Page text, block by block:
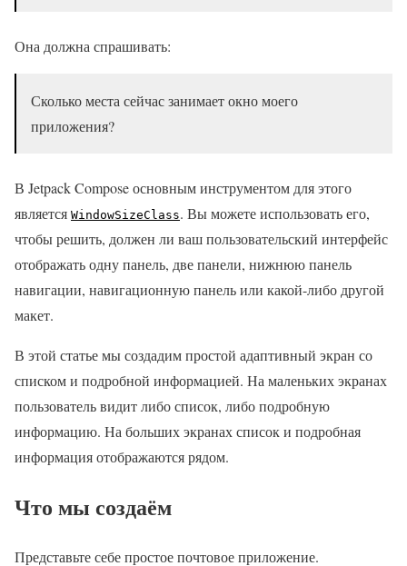
Она должна спрашивать:
Сколько места сейчас занимает окно моего
приложения?
В Jetpack Compose основным инструментом для этого
является WindowSizeClass. Вы можете использовать его,
чтобы решить, должен ли ваш пользовательский интерфейс
отображать одну панель, две панели, нижнюю панель
навигации, навигационную панель или какой-либо другой
макет.
В этой статье мы создадим простой адаптивный экран со
списком и подробной информацией. На маленьких экранах
пользователь видит либо список, либо подробную
информацию. На больших экранах список и подробная
информация отображаются рядом.
Что мы создаём
Представьте себе простое почтовое приложение.